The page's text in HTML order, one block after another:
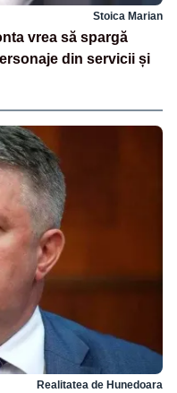
Stoica Marian
vrea să spargă
din servicii și
Realitatea de Hunedoara